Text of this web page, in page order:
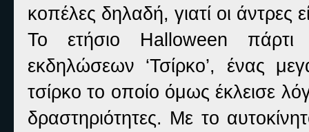
κοπέλες δηλαδή, γιατί οι άντρες
Το ετήσιο Halloween πάρτι
εκδηλώσεων ‘Τσίρκο’, ένας
τσίρκο το οποίο όμως έκλεισε
δραστηριότητες. Με το